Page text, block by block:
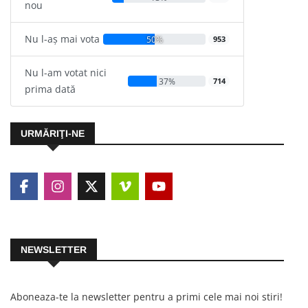
nou
Nu l-aș mai vota 50% 953
Nu l-am votat nici
prima dată
37% 714
URMĂRIŢI-NE
NEWSLETTER
Aboneaza-te la newsletter pentru a primi cele mai noi stiri!